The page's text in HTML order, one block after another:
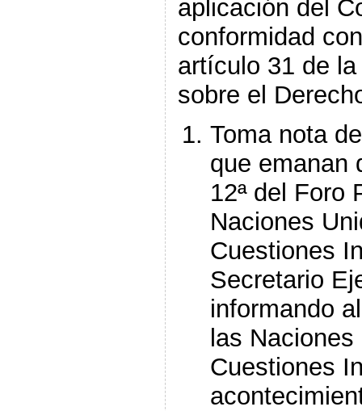
aplicación del
conformidad
artículo 31 de
sobre el
Toma nota
que emanan
12ª del Foro
Naciones
Cuestiones
Secretario
informando
las
Cuestiones